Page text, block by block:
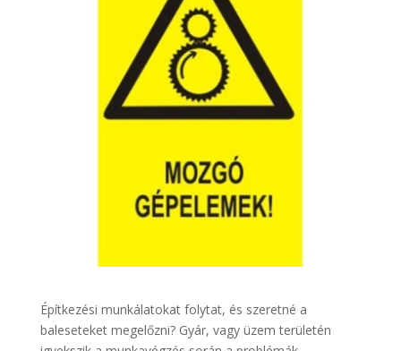
Építkezési munkálatokat folytat, és szeretné a
baleseteket megelőzni? Gyár, vagy üzem területén